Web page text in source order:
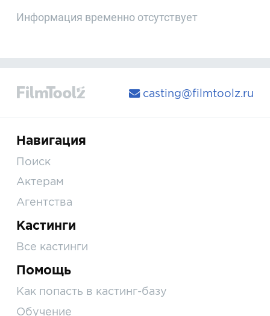
Информация временно отсутствует
casting@filmtoolz.ru
Навигация
Поиск
Актерам
Агентства
Кастинги
Все кастинги
Помощь
Как попасть в кастинг-базу
Обучение